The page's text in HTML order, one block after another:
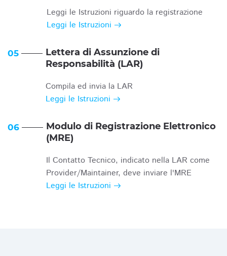
Leggi le Istruzioni riguardo la registrazione
Leggi le Istruzioni
05
Lettera di Assunzione di
Responsabilità (LAR)
Compila ed invia la LAR
Leggi le Istruzioni
06
Modulo di Registrazione Elettronico
(MRE)
Il Contatto Tecnico, indicato nella LAR come
Provider/Maintainer, deve inviare l'MRE
Leggi le Istruzioni